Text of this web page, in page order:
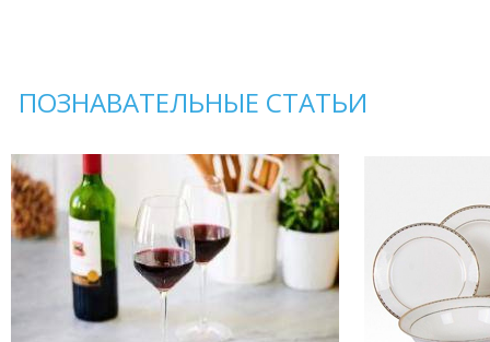
ПОЗНАВАТЕЛЬНЫЕ СТАТЬИ